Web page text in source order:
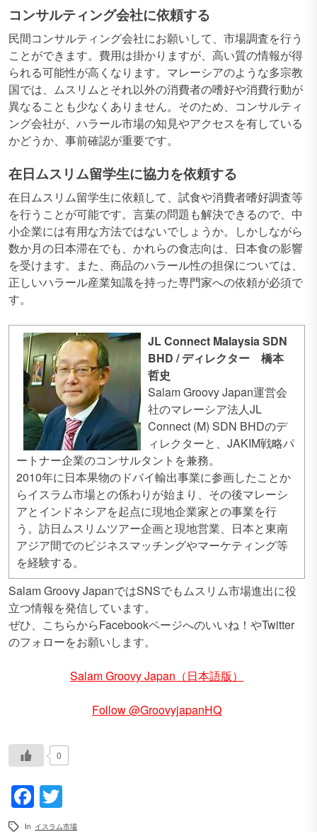
コンサルティング会社に依頼する
民間コンサルティング会社にお願いして、市場調査を行う
ことができます。費用は掛かりますが、高い質の情報が得
られる可能性が高くなります。マレーシアのような多宗教
国では、ムスリムとそれ以外の消費者の嗜好や消費行動が
異なることも少なくありません。そのため、コンサルティ
ング会社が、ハラール市場の知見やアクセスを有している
かどうか、事前確認が重要です。
在日ムスリム留学生に協力を依頼する
在日ムスリム留学生に依頼して、試食や消費者嗜好調査等
を行うことが可能です。言葉の問題も解決できるので、中
小企業には有用な方法ではないでしょうか。しかしながら
数か月の日本滞在でも、かれらの食志向は、日本食の影響
を受けます。また、商品のハラール性の担保については、
正しいハラール産業知識を持った専門家への依頼が必須で
す。
JL Connect Malaysia SDN
BHD / ディレクター 橋本
哲史
Salam Groovy Japan運営会
社のマレーシア法人JL
Connect (M) SDN BHDのデ
ィレクターと、JAKIM戦略パ
ートナー企業のコンサルタントを兼務。
2010年に日本果物のドバイ輸出事業に参画したことか
らイスラム市場との係わりが始まり、その後マレーシ
アとインドネシアを起点に現地企業家との事業を行
う。訪日ムスリムツアー企画と現地営業、日本と東南
アジア間でのビジネスマッチングやマーケティング等
を経験する。
Salam Groovy JapanではSNSでもムスリム市場進出に役
立つ情報を発信しています。
ぜひ、こちらからFacebookページへのいいね！やTwitter
のフォローをお願いします。
Salam Groovy Japan（日本語版）
Follow @GroovyjapanHQ
0
Facebook
In イスラム市場